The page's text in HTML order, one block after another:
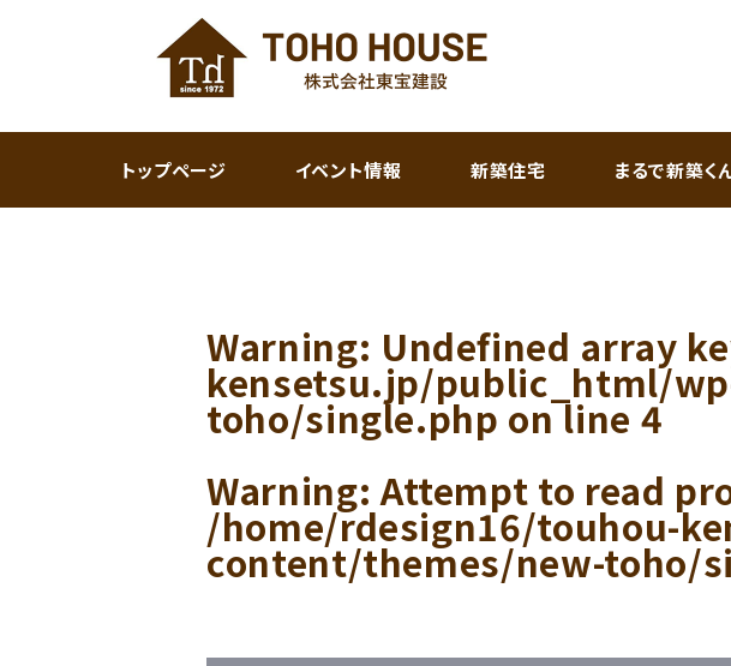
トップページ イベント情報 新築住宅 まるで新築く
Warning: Undefined array
kensetsu.jp/public_html/
toho/single.php on line 4
Warning: Attempt to read
/home/rdesign16/touhou-
content/themes/new-toho/